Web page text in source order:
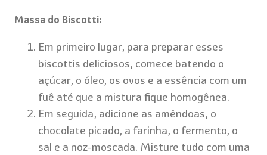
Massa do Biscotti:
Em primeiro lugar, para preparar esses
biscottis deliciosos, comece batendo o
açúcar, o óleo, os ovos e a essência com um
fuê até que a mistura fique homogênea.
Em seguida, adicione as amêndoas, o
chocolate picado, a farinha, o fermento, o
sal e a noz-moscada. Misture tudo com uma